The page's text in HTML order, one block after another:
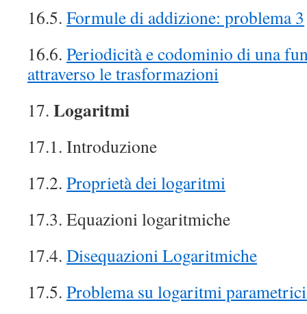
16.5. Formule di addizione: problema 3
16.6. Periodicità e codominio di una
attraverso le trasformazioni
17. Logaritmi
17.1. Introduzione
17.2. Proprietà dei logaritmi
17.3. Equazioni logaritmiche
17.4. Disequazioni Logaritmiche
17.5. Problema su logaritmi